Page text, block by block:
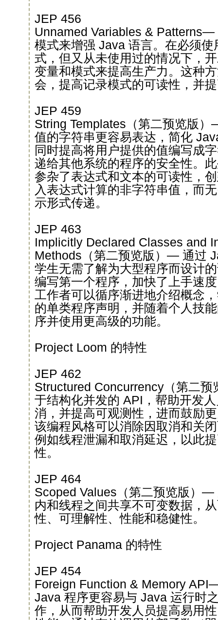
JEP 456
Unnamed Variables & Patterns—
模式来增强 Java 语言。在必须
式，但又从未使用过的情况下，
变量和模式来提高生产力。这种
会，提高记录模式的可读性，并
JEP 459
String Templates（第二预览版
值的字符串更容易表达，简化
同时提高将用户提供的值编写成
递给其他系统的程序的安全性。
参杂了表达式和文本的可读性，
入表达式计算的非字符串值，而
示形式传递。
JEP 463
Implicitly Declared Classes and
Methods（第二预览版）— 通过
学生无需了解为大型程序而设计
编写第一个程序，加快了上手速
工作者可以循序渐进地介绍概念
的单类程序声明，并随着个人技
序并使用更高级的功能。
Project Loom 的特性
JEP 462
Structured Concurrency（第二
于结构化并发的 API，帮助开发
消，并提高可观测性，进而鼓励
该编程风格可以消除因取消和关
例如线程泄漏和取消延迟，以此
性。
JEP 464
Scoped Values（第二预览版）—
内和线程之间共享不可变数据，
性、可理解性、性能和稳健性。
Project Panama 的特性
JEP 454
Foreign Function & Memory
Java 程序更容易与 Java 运行时
作，从而帮助开发人员提高易用